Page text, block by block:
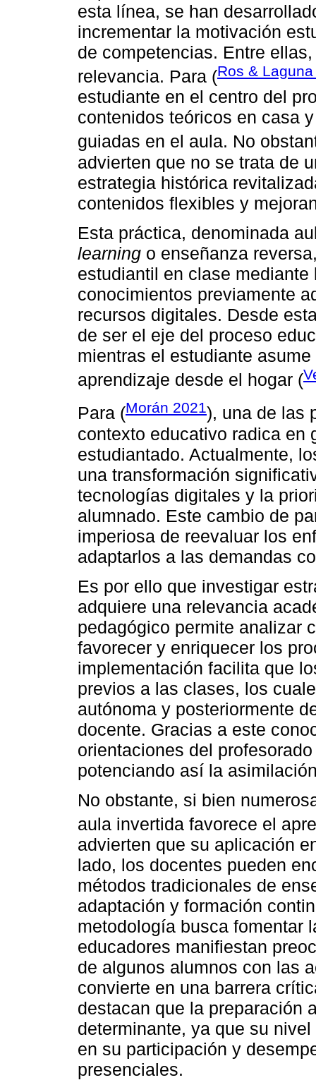
esta línea, se han
incrementar la motivación
de competencias. Entre
relevancia. Para (Ros &
estudiante en el centro del
contenidos teóricos en casa
guiadas en el aula. No
advierten que no se trata de
estrategia histórica
contenidos flexibles y
Esta práctica, denominada
learning o enseñanza
estudiantil en clase
conocimientos previamente
recursos digitales. Desde
de ser el eje del proceso
mientras el estudiante
aprendizaje desde el hogar (
Para (Morán 2021), una de las
contexto educativo radica en
estudiantado. Actualmente,
una transformación
tecnologías digitales y la
alumnado. Este cambio de
imperiosa de reevaluar los
adaptarlos a las demandas
Es por ello que investigar
adquiere una relevancia
pedagógico permite analizar
favorecer y enriquecer los
implementación facilita que
previos a las clases, los
autónoma y posteriormente
docente. Gracias a este
orientaciones del
potenciando así la
No obstante, si bien
aula invertida favorece el
advierten que su aplicación
lado, los docentes pueden
métodos tradicionales de
adaptación y formación
metodología busca fomentar
educadores manifiestan
de algunos alumnos con las
convierte en una barrera
destacan que la preparación
determinante, ya que su
en su participación y
presenciales.